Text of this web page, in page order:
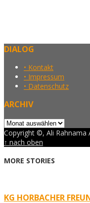
DIALOG
• Kontakt
• Impressum
• Datenschutz
ARCHIV
Archiv
Copyright ©, Ali Rahnama
↑ nach oben
MORE STORIES
KG HORBACHER